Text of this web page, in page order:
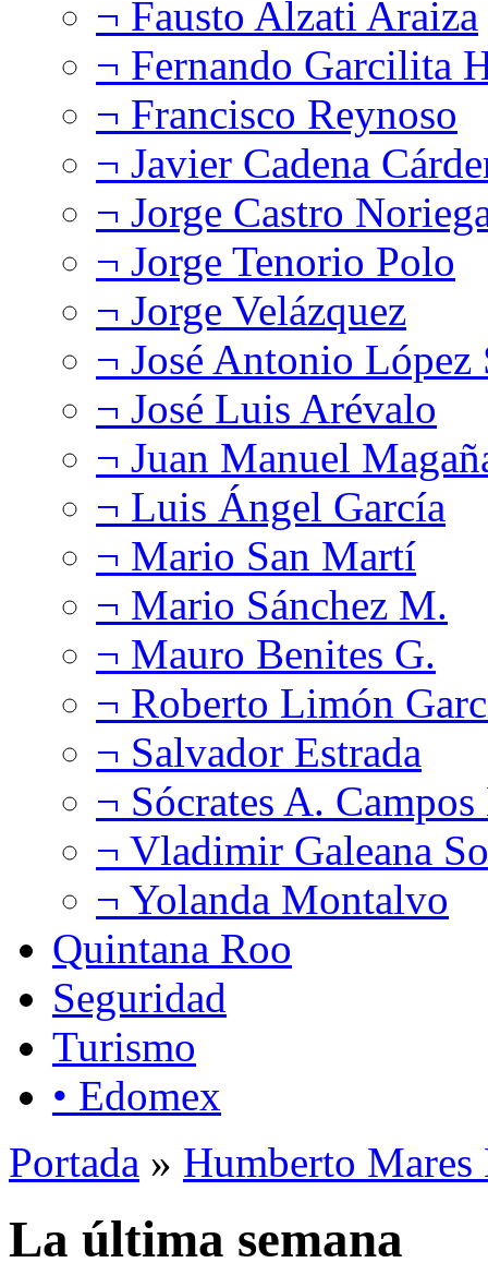
¬ Fausto Alzati Araiza
¬ Fernando Garcilita
¬ Francisco Reynoso
¬ Javier Cadena
¬ Jorge Castro
¬ Jorge Tenorio Polo
¬ Jorge Velázquez
¬ José Antonio López
¬ José Luis Arévalo
¬ Juan Manuel
¬ Luis Ángel García
¬ Mario San Martí
¬ Mario Sánchez M.
¬ Mauro Benites G.
¬ Roberto Limón
¬ Salvador Estrada
¬ Sócrates A.
¬ Vladimir Galeana
¬ Yolanda Montalvo
Quintana Roo
Seguridad
Turismo
• Edomex
Portada » Humberto Mares
La última semana